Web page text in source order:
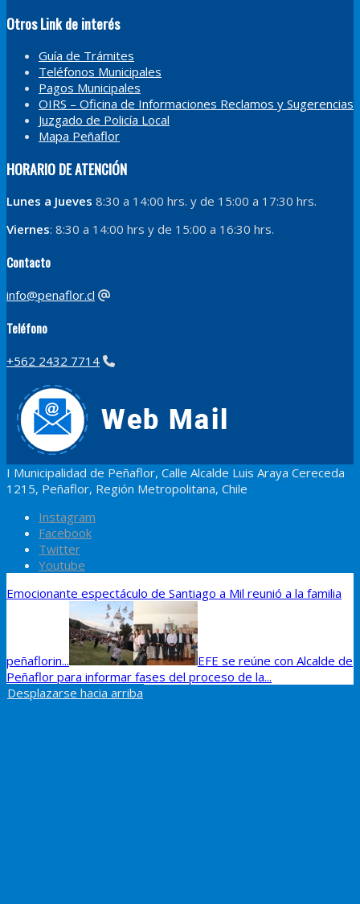
Otros Link de interés
Guía de Trámites
Teléfonos Municipales
Pagos Municipales
OIRS – Oficina de Informaciones Reclamos y Sugerencias
Juzgado de Policía Local
Mapa Peñaflor
HORARIO DE ATENCIÓN
Lunes a Jueves 8:30 a 14:00 hrs. y de 15:00 a 17:30 hrs.
Viernes: 8:30 a 14:00 hrs y de 15:00 a 16:30 hrs.
Contacto
info@penaflor.cl
Teléfono
+562 2432 7714
I Municipalidad de Peñaflor, Calle Alcalde Luis Araya Cereceda
1215, Peñaflor, Región Metropolitana, Chile
Instagram
Facebook
Twitter
Youtube
Emocionante espectáculo de Santiago a Mil reunió a la familia
peñaflorin...
EFE se reúne con Alcalde de
Peñaflor para informar fases del proceso de la...
Desplazarse hacia arriba